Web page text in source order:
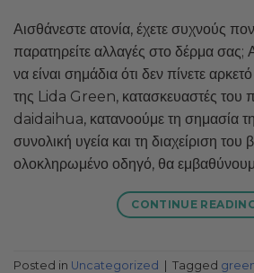
Αισθάνεστε ατονία, έχετε συχνούς
παρατηρείτε αλλαγές στο δέρμα
να είναι σημάδια ότι δεν πίνετε
της Lida Green, κατασκευαστές του
daidaihua, κατανοούμε τη σημασία
συνολική υγεία και τη διαχείριση
ολοκληρωμένο οδηγό, θα
CONTINUE
Posted in Uncategorized Tagged